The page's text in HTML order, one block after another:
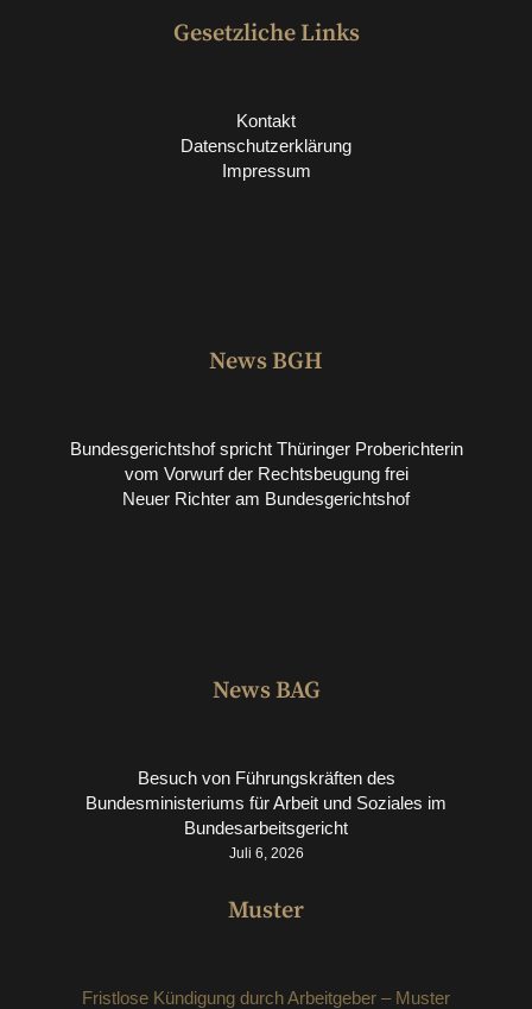
Gesetzliche Links
Kontakt
Datenschutzerklärung
Impressum
News BGH
Bundesgerichtshof spricht Thüringer Proberichterin
vom Vorwurf der Rechtsbeugung frei
Neuer Richter am Bundesgerichtshof
News BAG
Besuch von Führungskräften des
Bundesministeriums für Arbeit und Soziales im
Bundesarbeitsgericht
Juli 6, 2026
Muster
Fristlose Kündigung durch Arbeitgeber – Muster